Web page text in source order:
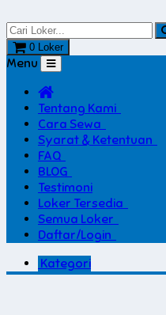
0 Loker
Menu
Tentang Kami
Cara Sewa
Syarat & Ketentuan
FAQ
BLOG
Testimoni
Loker Tersedia
Semua Loker
Daftar/Login
Kategori